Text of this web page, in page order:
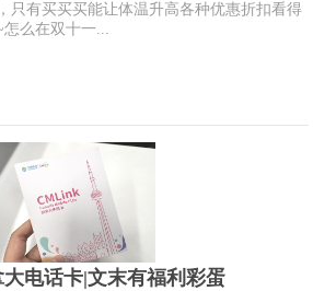
只有买买买能让体温升高各种优惠折扣看得
怎么在双十一...
电话卡|文末有福利彩蛋